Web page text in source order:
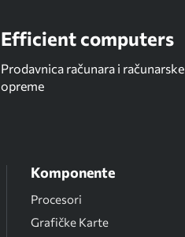
Efficient computers
Prodavnica računara i računarske
opreme
Komponente
Procesori
Grafičke Karte